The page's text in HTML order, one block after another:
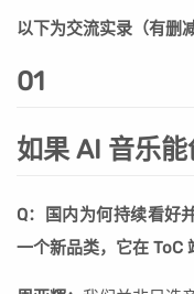
以下为交流实录（有删减
01
如果 AI 音乐
Q：国内为何持续看好
一个新品类，它在 ToC